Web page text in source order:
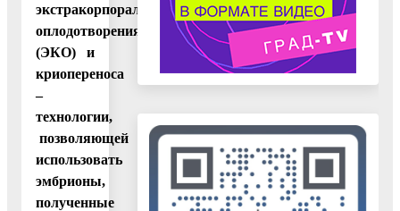
экстракорпорального
оплодотворения
(ЭКО) и
криопереноса
–
технологии,
позволяющей
использовать
эмбрионы,
полученные